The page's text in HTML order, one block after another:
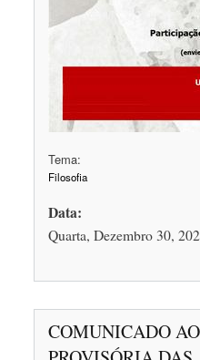
Tema:
Filosofia
Data:
Quarta, Dezembro 30,
COMUNICADO